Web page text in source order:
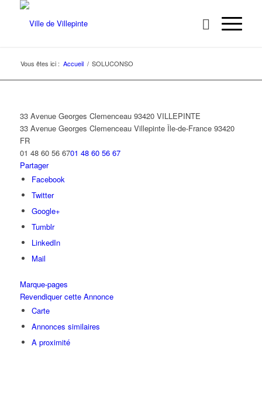
Vous êtes ici : Accueil / SOLUCONSO
33 Avenue Georges Clemenceau 93420 VILLEPINTE
33 Avenue Georges Clemenceau Villepinte Île-de-France 93420
FR
01 48 60 56 6701 48 60 56 67
Partager
Facebook
Twitter
Google+
Tumblr
LinkedIn
Mail
Marque-pages
Revendiquer cette Annonce
Carte
Annonces similaires
A proximité